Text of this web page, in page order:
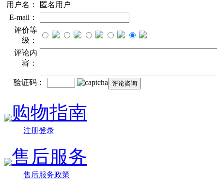
用户名：
匿名用户
E-mail：
评价等
级：
评论内
容：
验证码：
购物指南
注册登录
售后服务
售后服务政策